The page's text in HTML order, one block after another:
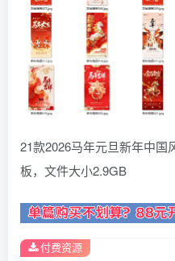
21款2026马年元旦新年中国
板，文件大小2.9GB
付费资源